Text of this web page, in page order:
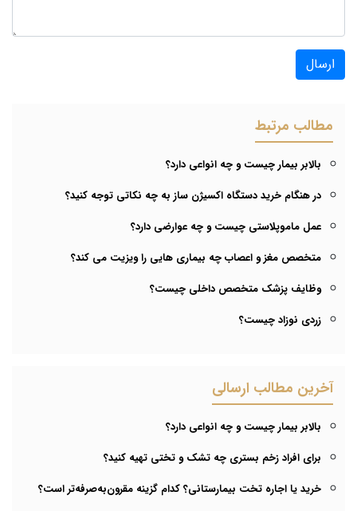
ارسال
مطالب مرتبط
بالابر بیمار چیست و چه انواعی دارد؟
در هنگام خرید دستگاه اکسیژن ساز به چه نکاتی توجه کنید؟
عمل ماموپلاستی چیست و چه عوارضی دارد؟
متخصص مغز و اعصاب چه بیماری هایی را ویزیت می کند؟
وظایف پزشک متخصص داخلی چیست؟
زردی نوزاد چیست؟
آخرین مطالب ارسالی
بالابر بیمار چیست و چه انواعی دارد؟
برای افراد زخم بستری چه تشک و تختی تهیه کنید؟
خرید یا اجاره تخت بیمارستانی؟ کدام گزینه مقرون‌به‌صرفه‌تر است؟